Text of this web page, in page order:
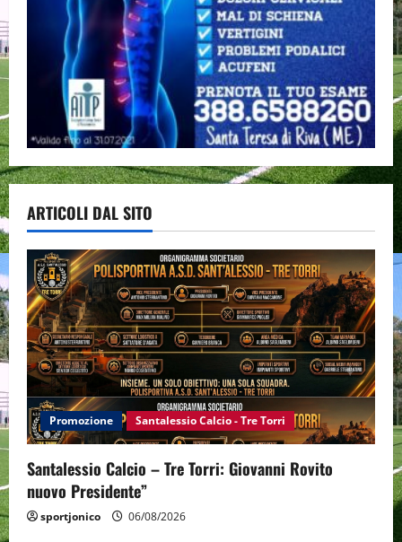
ARTICOLI DAL SITO
Promozione Santalessio Calcio - Tre Torri
Santalessio Calcio – Tre Torri: Giovanni Rovito
nuovo Presidente”
sportjonico 06/08/2026